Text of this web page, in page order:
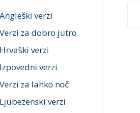
Angleški verzi
Verzi za dobro jutro
Hrvaški verzi
Izpovedni verzi
Verzi za lahko noč
Ljubezenski verzi